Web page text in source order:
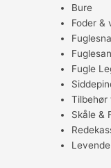
Bure
Foder &
Fugle
Tilbehør
Skåle &